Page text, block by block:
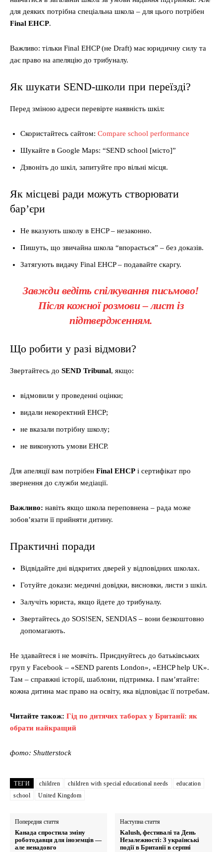
для деяких потрібна спеціальна школа – для цього потрібен
Final EHCP.
Важливо: тільки Final EHCP (не Draft) має юридичну силу та
дає право на апеляцію до трибуналу.
Як шукати SEND-школи при переїзді?
Перед зміною адреси перевірте наявність шкіл:
Скористайтесь сайтом: Compare school performance
Шукайте в Google Maps: “SEND school [місто]”
Дзвоніть до шкіл, запитуйте про вільні місця.
Як місцеві ради можуть створювати
бар’єри
Не вказують школу в EHCP – незаконно.
Пишуть, що звичайна школа “впорається” – без доказів.
Затягують видачу Final EHCP – подавайте скаргу.
Завжди ведіть спілкування письмово!
Після кожної розмови – лист із
підтвердженням.
Що робити у разі відмови?
Звертайтесь до SEND Tribunal, якщо:
відмовили у проведенні оцінки;
видали некоректний EHCP;
не вказали потрібну школу;
не виконують умови EHCP.
Для апеляції вам потрібен Final EHCP і сертифікат про
звернення до служби медіації.
Важливо: навіть якщо школа переповнена – рада може
зобов’язати її прийняти дитину.
Практичні поради
Відвідайте дні відкритих дверей у відповідних школах.
Готуйте докази: медичні довідки, висновки, листи з шкіл.
Залучіть юриста, якщо йдете до трибуналу.
Звертайтесь до SOS!SEN, SENDIAS – вони безкоштовно
допомагають.
Не здавайтеся і не мовчіть. Приєднуйтесь до батьківських
груп у Facebook – «SEND parents London», «EHCP help UK».
Там – справжні історії, шаблони, підтримка. І пам’ятайте:
кожна дитина має право на освіту, яка відповідає її потребам.
Читайте також: Гід по дитячих таборах у Британії: як
обрати найкращий
фото: Shutterstock
ТЕГИ children children with special educational needs
education
school
United Kingdom
Попередня стаття
Канада спростила зміну
роботодавця для іноземців —
але ненадовго
Наступна стаття
Kalush, фестивалі та День
Незалежності: 3 українські
події в Британії в серпні